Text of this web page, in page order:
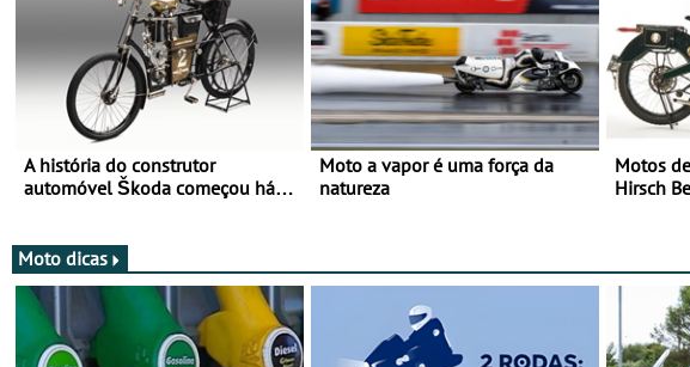
A história do construtor
automóvel Škoda começou há
Moto a vapor é uma força da
natureza
Motos
Hirsch
Moto dicas